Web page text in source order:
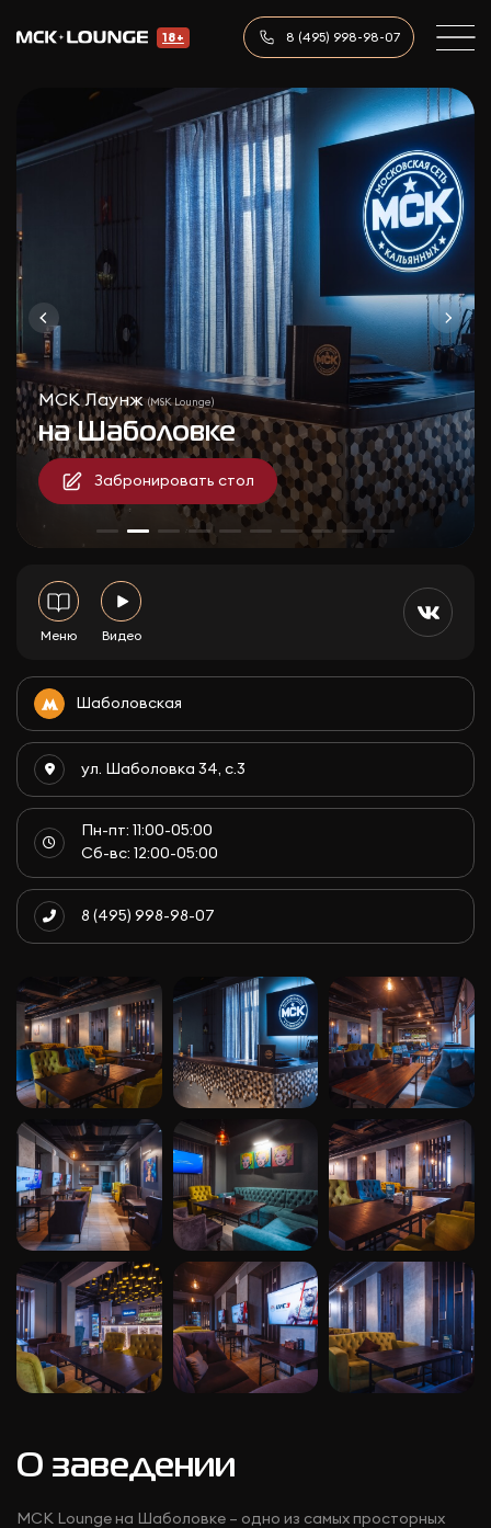
18+ 8 (495) 998-98-07
МСК Лаунж(MSK Lounge)
на Шаболовке
Забронировать стол
Меню Видео
Шаболовская
ул. Шаболовка 34, с.3
Пн-пт: 11:00-05:00
Сб-вс: 12:00-05:00
8 (495) 998-98-07
О заведении
МСК Lounge на Шаболовке – одно из самых просторных